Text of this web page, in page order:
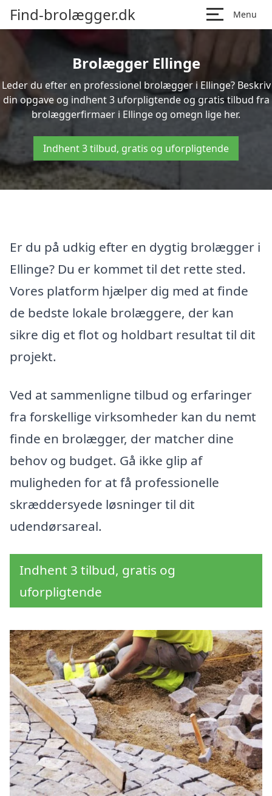
Find-brolægger.dk Menu
Brolægger Ellinge
Leder du efter en professionel brolægger i Ellinge? Beskriv
din opgave og indhent 3 uforpligtende og gratis tilbud fra
brolæggerfirmaer i Ellinge og omegn lige her.
Indhent 3 tilbud, gratis og uforpligtende
Er du på udkig efter en dygtig brolægger i
Ellinge? Du er kommet til det rette sted.
Vores platform hjælper dig med at finde
de bedste lokale brolæggere, der kan
sikre dig et flot og holdbart resultat til dit
projekt.
Ved at sammenligne tilbud og erfaringer
fra forskellige virksomheder kan du nemt
finde en brolægger, der matcher dine
behov og budget. Gå ikke glip af
muligheden for at få professionelle
skræddersyede løsninger til dit
udendørsareal.
Indhent 3 tilbud, gratis og
uforpligtende